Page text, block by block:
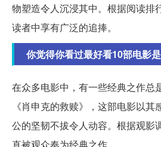
物塑造令人沉浸其中。根据阅读排
读者中享有广泛的追捧。
你觉得你看过最好看10部电影
在众多电影中，有一些经典之作总
《肖申克的救赎》，这部电影以其
公的坚韧不拔令人动容。根据观影